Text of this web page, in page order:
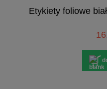
Etykiety foliowe